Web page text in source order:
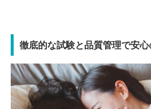
徹底的な試験と品質管理で安